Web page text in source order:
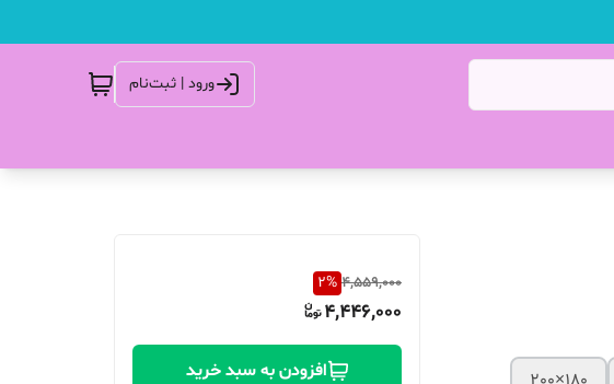
ورود | ثبت‌نام
4,559,000
2%
4,446,000
افزودن به سبد خرید